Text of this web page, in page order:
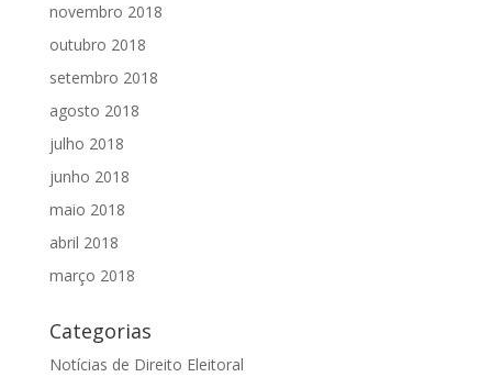
novembro 2018
outubro 2018
setembro 2018
agosto 2018
julho 2018
junho 2018
maio 2018
abril 2018
março 2018
Categorias
Notícias de Direito Eleitoral